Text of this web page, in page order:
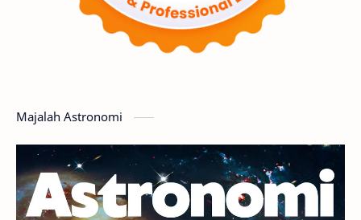
Featured Mars
GMT 2016
Planet Kerdil Bumi Pengetahuan
Berita Hujan Meteor Satelit Alami
Majalah Astronomi